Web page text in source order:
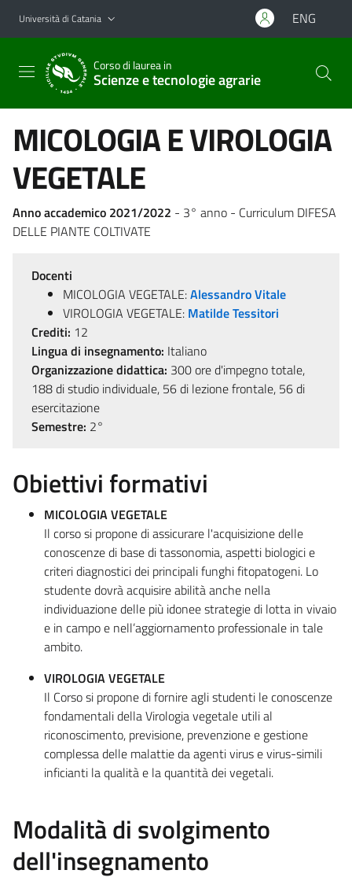
Vai al contenuto principale
Vai al menu di navigazione
Università di Catania ENG
Corso di laurea in
Scienze e tecnologie agrarie
MICOLOGIA E VIROLOGIA
VEGETALE
Anno accademico 2021/2022 - 3° anno - Curriculum DIFESA
DELLE PIANTE COLTIVATE
Docenti
MICOLOGIA VEGETALE:Alessandro Vitale
VIROLOGIA VEGETALE: Matilde Tessitori
Crediti: 12
Lingua di insegnamento: Italiano
Organizzazione didattica: 300 ore d'impegno totale,
188 di studio individuale, 56 di lezione frontale, 56 di
esercitazione
Semestre: 2°
Obiettivi formativi
MICOLOGIA VEGETALE
Il corso si propone di assicurare l'acquisizione delle
conoscenze di base di tassonomia, aspetti biologici e
criteri diagnostici dei principali funghi fitopatogeni. Lo
studente dovrà acquisire abilità anche nella
individuazione delle più idonee strategie di lotta in vivaio
e in campo e nell’aggiornamento professionale in tale
ambito.
VIROLOGIA VEGETALE
Il Corso si propone di fornire agli studenti le conoscenze
fondamentali della Virologia vegetale utili al
riconoscimento, previsione, prevenzione e gestione
complessa delle malattie da agenti virus e virus-simili
inficianti la qualità e la quantità dei vegetali.
Modalità di svolgimento
dell'insegnamento